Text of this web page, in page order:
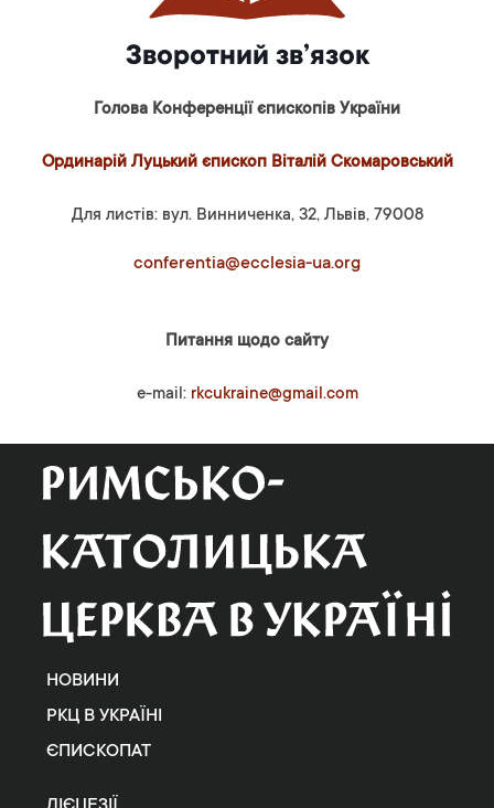
Зворотний зв’язок
Голова Конференції єпископів України
Ординарій Луцький єпископ Віталій Скомаровський
Для листів: вул. Винниченка, 32, Львів, 79008
conferentia@ecclesia-ua.org
Питання щодо сайту
e-mail: rkcukraine@gmail.com
НОВИНИ
РКЦ В УКРАЇНІ
ЄПИСКОПАТ